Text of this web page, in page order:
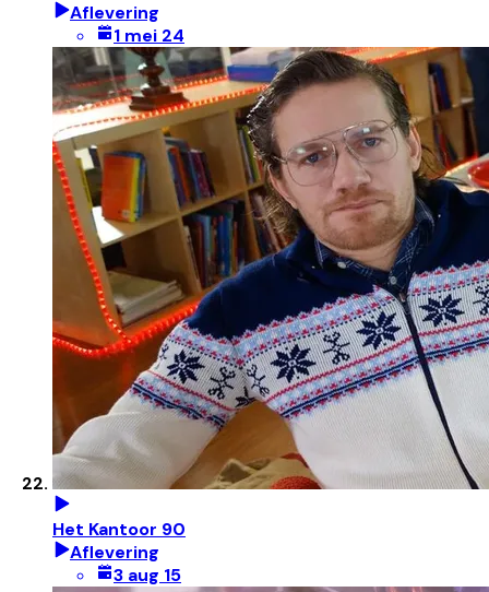
Aflevering
1 mei 24
Het Kantoor 90
Aflevering
3 aug 15